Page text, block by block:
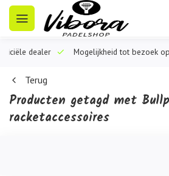
dealer Mogelijkheid tot bezoek op
Terug
Producten getagd met
racketaccessoires